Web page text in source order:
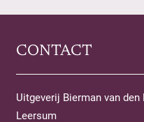
CONTACT
Uitgeverij Bierman van den
Leersum